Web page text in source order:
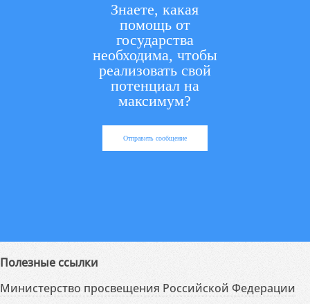
Знаете, какая
помощь от
государства
необходима, чтобы
реализовать свой
потенциал на
максимум?
Отправить сообщение
Полезные ссылки
Министерство просвещения Российской Федерации